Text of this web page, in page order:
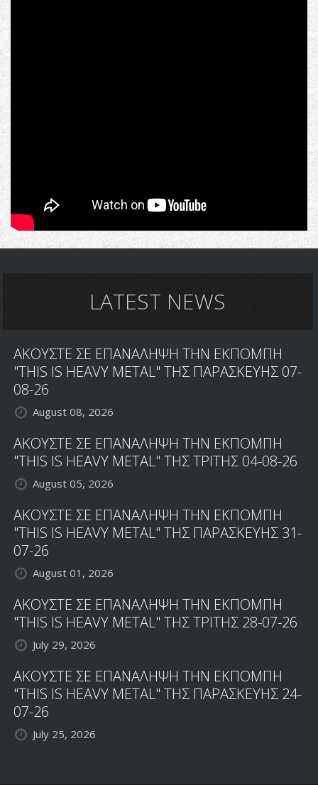
LATEST NEWS
ΑΚΟΥΣΤΕ ΣΕ ΕΠΑΝΑΛΗΨΗ ΤΗΝ ΕΚΠΟΜΠΗ
"THIS IS HEAVY METAL" ΤΗΣ ΠΑΡΑΣΚΕΥΗΣ 07-
08-26
August 08, 2026
ΑΚΟΥΣΤΕ ΣΕ ΕΠΑΝΑΛΗΨΗ ΤΗΝ ΕΚΠΟΜΠΗ
"THIS IS HEAVY METAL" ΤΗΣ ΤΡΙΤΗΣ 04-08-26
August 05, 2026
ΑΚΟΥΣΤΕ ΣΕ ΕΠΑΝΑΛΗΨΗ ΤΗΝ ΕΚΠΟΜΠΗ
"THIS IS HEAVY METAL" ΤΗΣ ΠΑΡΑΣΚΕΥΗΣ 31-
07-26
August 01, 2026
ΑΚΟΥΣΤΕ ΣΕ ΕΠΑΝΑΛΗΨΗ ΤΗΝ ΕΚΠΟΜΠΗ
"THIS IS HEAVY METAL" ΤΗΣ ΤΡΙΤΗΣ 28-07-26
July 29, 2026
ΑΚΟΥΣΤΕ ΣΕ ΕΠΑΝΑΛΗΨΗ ΤΗΝ ΕΚΠΟΜΠΗ
"THIS IS HEAVY METAL" ΤΗΣ ΠΑΡΑΣΚΕΥΗΣ 24-
07-26
July 25, 2026